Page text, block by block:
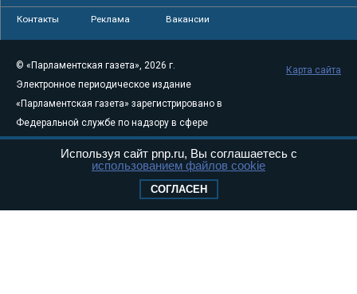
Контакты Реклама Вакансии
© «Парламентская газета», 2026 г.
Электронное периодическое издание
«Парламентская газета» зарегистрировано в
Федеральной службе по надзору в сфере
связи, информационных технологий и
массовых коммуникаций (Роскомнадзор) 05
Свидетельство о регистрации Эл № ФС77-
Карта сайта
Используя сайт pnp.ru, Вы соглашаетесь с
использованием файлов cookie
СОГЛАСЕН